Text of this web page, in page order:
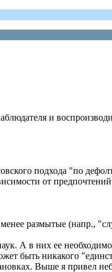
и
подхода "по
от
размытые (напр.,
А в них ее
быть никакого
Выше я привел